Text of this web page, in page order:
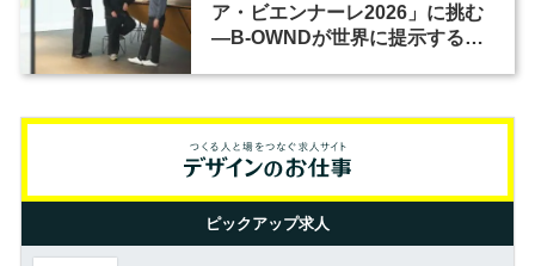
ア・ビエンナーレ2026」に挑む
―B-OWNDが世界に提示する美
ピックアップ求人